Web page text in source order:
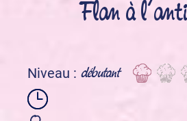
Flan à
Niveau : débutant